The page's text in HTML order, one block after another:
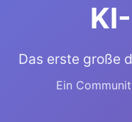
Das erste große
Ein